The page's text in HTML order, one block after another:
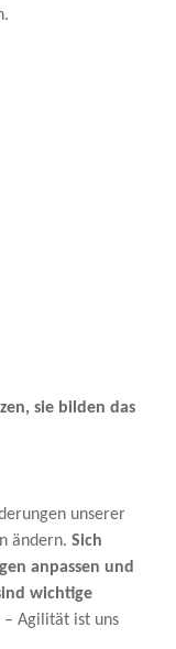
sie bilden das
unserer
ändern. Sich
anpassen und
wichtige
– Agilität ist uns